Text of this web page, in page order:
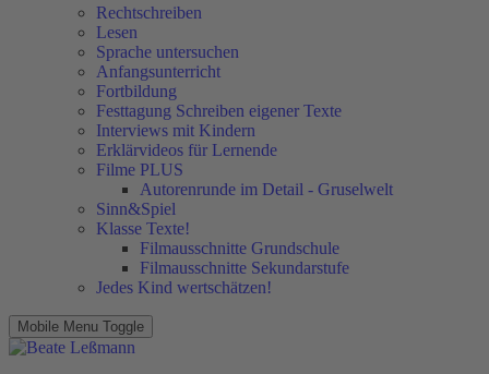
Rechtschreiben
Lesen
Sprache untersuchen
Anfangsunterricht
Fortbildung
Festtagung Schreiben eigener Texte
Interviews mit Kindern
Erklärvideos für Lernende
Filme PLUS
Autorenrunde im Detail - Gruselwelt
Sinn&Spiel
Klasse Texte!
Filmausschnitte Grundschule
Filmausschnitte Sekundarstufe
Jedes Kind wertschätzen!
Mobile Menu Toggle